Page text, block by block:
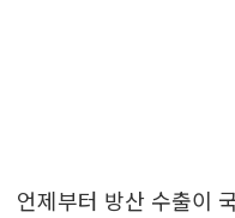
언제부터 방산 수출이